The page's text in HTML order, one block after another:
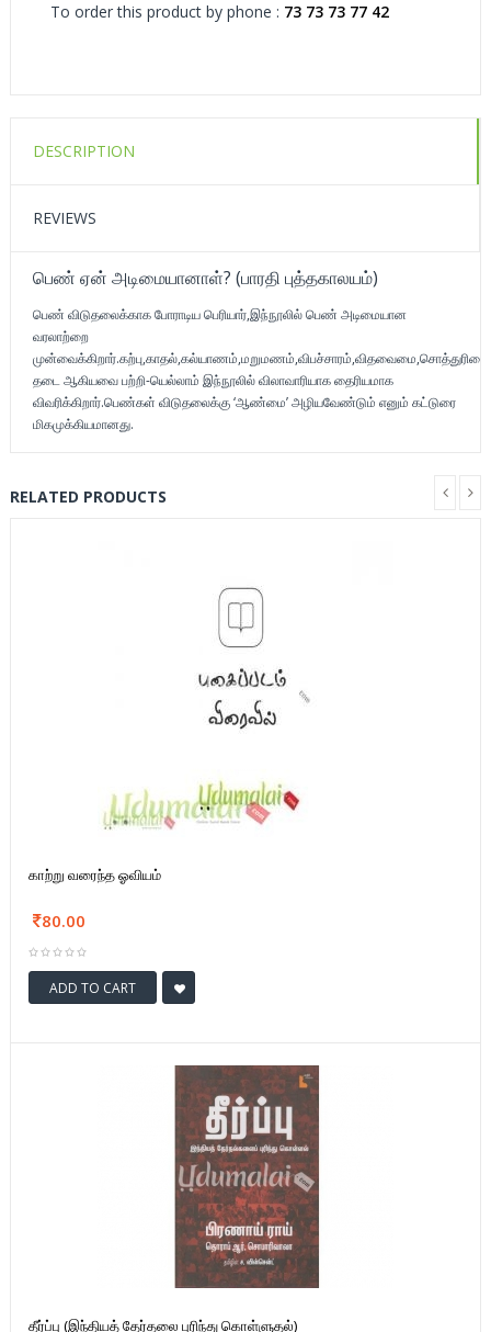
To order this product by phone : 73 73 73 77 42
DESCRIPTION
REVIEWS
பெண் ஏன் அடிமையானாள்? (பாரதி புத்தகாலயம்)
பெண் விடுதலைக்காக போராடிய பெரியார்,இந்நூலில் பெண் அடிமையான
வரலாற்றை
தடை ஆகியவை பற்றி-யெல்லாம் இந்நூலில் விலாவாரியாக தைரியமாக
விவரிக்கிறார்.பெண்கள் விடுதலைக்கு ‘ஆண்மை’ அழியவேண்டும் எனும் கட்டுரை
மிகமுக்கியமானது.
RELATED PRODUCTS
காற்று வரைந்த ஓவியம்
80.00
ADD TO CART
தீர்ப்பு (இந்தியத் தேர்தலை புரிந்து கொள்ளுதல்)